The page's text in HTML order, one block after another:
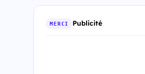
MERCI Publicité